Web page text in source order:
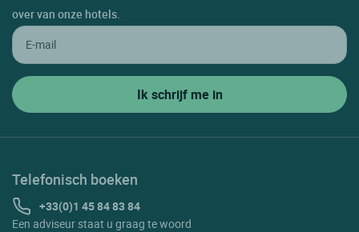
over van onze hotels.
Telefonisch boeken
+33(0)1 45 84 83 84
Een adviseur staat u graag te woord